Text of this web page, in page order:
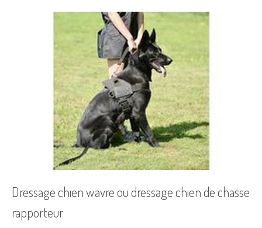
Dressage chien wavre ou dressage chien de chasse
rapporteur